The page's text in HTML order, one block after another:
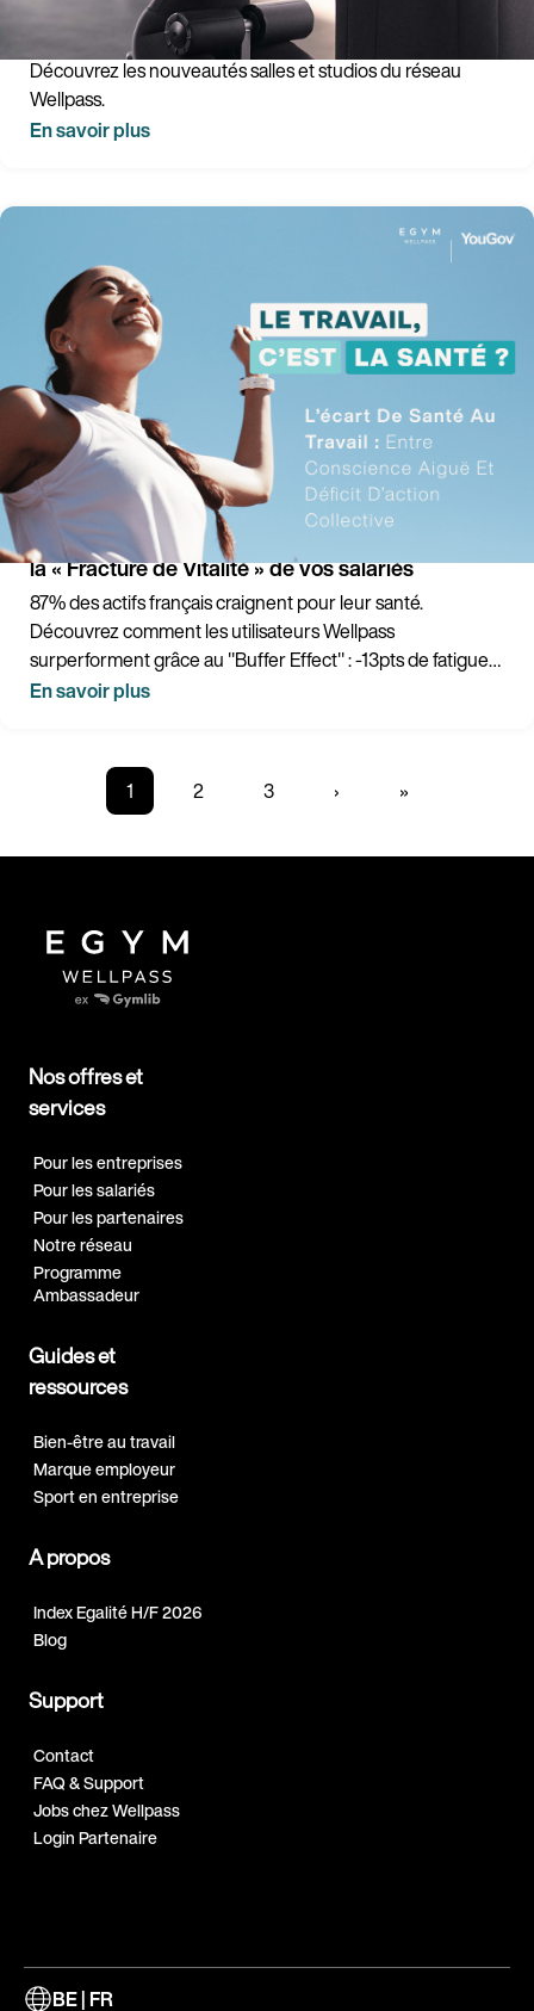
Les nouveautés studios - Février 2026
Découvrez les nouveautés salles et studios du réseau
Wellpass.
En savoir plus
De l'usure à la régénération : Comment combler
la « Fracture de Vitalité » de vos salariés
87% des actifs français craignent pour leur santé.
Découvrez comment les utilisateurs Wellpass
surperforment grâce au "Buffer Effect" : -13pts de fatigue
mentale et +25pts de lien social.
En savoir plus
Page
courante
1 Page
2 Page
3
Page
›
Dernière
»
Nos offres et
services
Pour les entreprises
Pour les salariés
Pour les partenaires
Notre réseau
Programme
Ambassadeur
Guides et
ressources
Bien-être au travail
Marque employeur
Sport en entreprise
A propos
Index Egalité H/F 2026
Blog
Support
Contact
FAQ & Support
Jobs chez Wellpass
Login Partenaire
BE | FR